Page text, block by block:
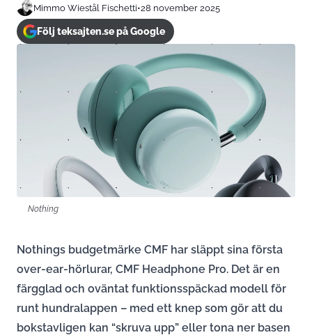
Mimmo Wiestål Fischetti•28 november 2025
Följ teksajten.se på Google
Nothing
Nothings budgetmärke CMF har släppt sina första
over-ear-hörlurar, CMF Headphone Pro. Det är en
färgglad och oväntat funktionsspäckad modell för
runt hundralappen – med ett knep som gör att du
bokstavligen kan “skruva upp” eller tona ner basen